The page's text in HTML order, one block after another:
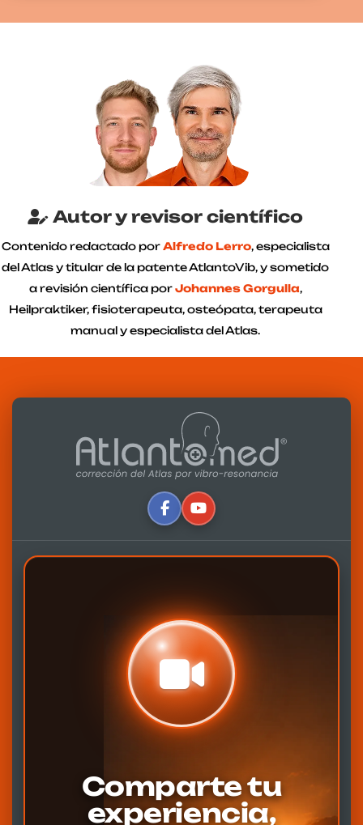
Autor y revisor científico
Contenido redactado porAlfredo Lerro, especialista
del Atlas y titular de la patente AtlantoVib, y sometido
a revisión científica porJohannes Gorgulla,
Heilpraktiker, fisioterapeuta, osteópata, terapeuta
manual y especialista del Atlas.
Comparte tu
experiencia,